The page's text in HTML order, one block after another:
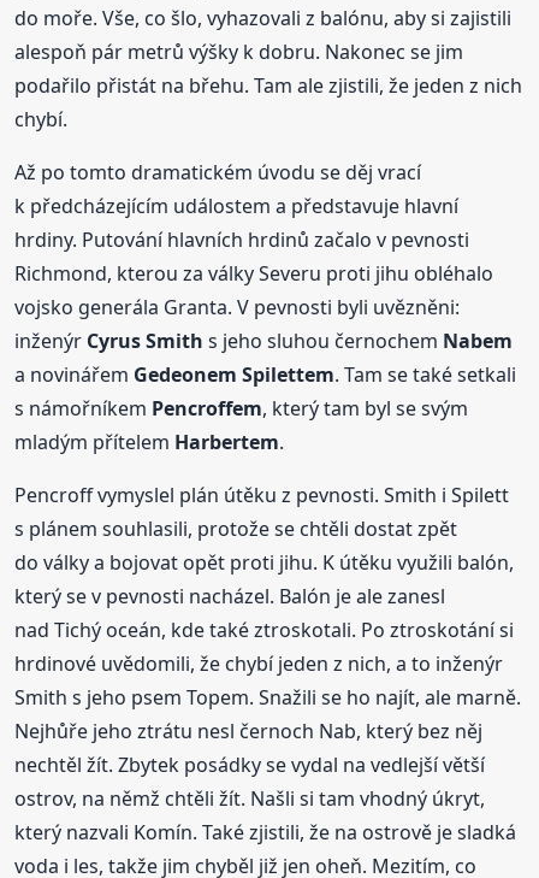
do moře. Vše, co šlo, vyhazovali z balónu, aby si zajistili
alespoň pár metrů výšky k dobru. Nakonec se jim
podařilo přistát na břehu. Tam ale zjistili, že jeden z nich
chybí.
Až po tomto dramatickém úvodu se děj vrací
k předcházejícím událostem a představuje hlavní
hrdiny. Putování hlavních hrdinů začalo v pevnosti
Richmond, kterou za války Severu proti jihu obléhalo
vojsko generála Granta. V pevnosti byli uvězněni:
inženýr Cyrus Smith s jeho sluhou černochem Nabem
a novinářem Gedeonem Spilettem. Tam se také setkali
s námořníkem Pencroffem, který tam byl se svým
mladým přítelem Harbertem.
Pencroff vymyslel plán útěku z pevnosti. Smith i Spilett
s plánem souhlasili, protože se chtěli dostat zpět
do války a bojovat opět proti jihu. K útěku využili balón,
který se v pevnosti nacházel. Balón je ale zanesl
nad Tichý oceán, kde také ztroskotali. Po ztroskotání si
hrdinové uvědomili, že chybí jeden z nich, a to inženýr
Smith s jeho psem Topem. Snažili se ho najít, ale marně.
Nejhůře jeho ztrátu nesl černoch Nab, který bez něj
nechtěl žít. Zbytek posádky se vydal na vedlejší větší
ostrov, na němž chtěli žít. Našli si tam vhodný úkryt,
který nazvali Komín. Také zjistili, že na ostrově je sladká
voda i les, takže jim chyběl již jen oheň. Mezitím, co